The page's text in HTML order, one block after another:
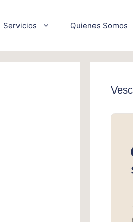
Servicios Quienes Somos